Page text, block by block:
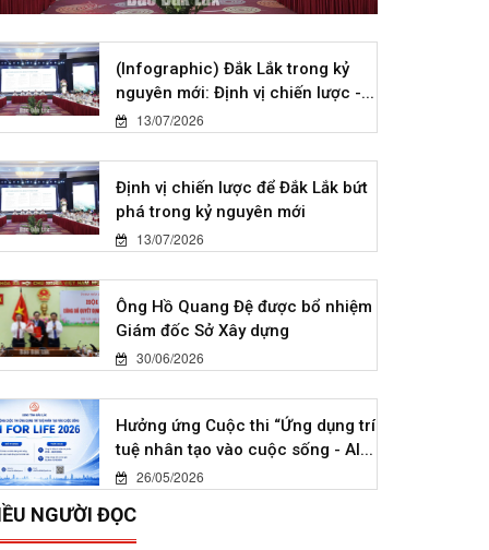
(Infographic) Đắk Lắk trong kỷ
nguyên mới: Định vị chiến lược -...
13/07/2026
Định vị chiến lược để Đắk Lắk bứt
phá trong kỷ nguyên mới
13/07/2026
Ông Hồ Quang Đệ được bổ nhiệm
Giám đốc Sở Xây dựng
30/06/2026
Hưởng ứng Cuộc thi “Ứng dụng trí
tuệ nhân tạo vào cuộc sống - AI...
26/05/2026
NGƯỜI ĐỌC